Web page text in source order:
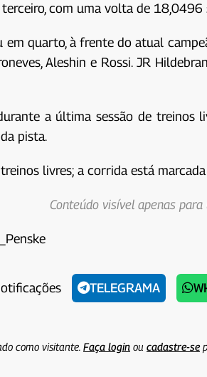
com uma volta de 18,0496
quarto, à frente do atual
Aleshin e Rossi. JR
a última sessão de treinos
pista.
livres; a corrida está
Conteúdo visível apenas
TELEGRAMA
como visitante. Faça loginou cadastre-se